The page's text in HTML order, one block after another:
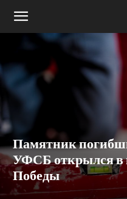
Памятник
УФСБ открылся в
Победы